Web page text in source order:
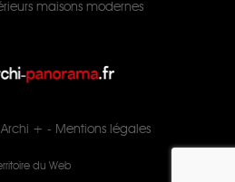
maisons modernes
Archi + - Mentions légales
du Web